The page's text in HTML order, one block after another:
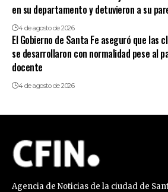
en su departamento y detuvieron a su
4 de agosto de 2026
El Gobierno de Santa Fe aseguró que las
se desarrollaron con normalidad pese al
docente
4 de agosto de 2026
Agencia de Noticias de la ciudad de